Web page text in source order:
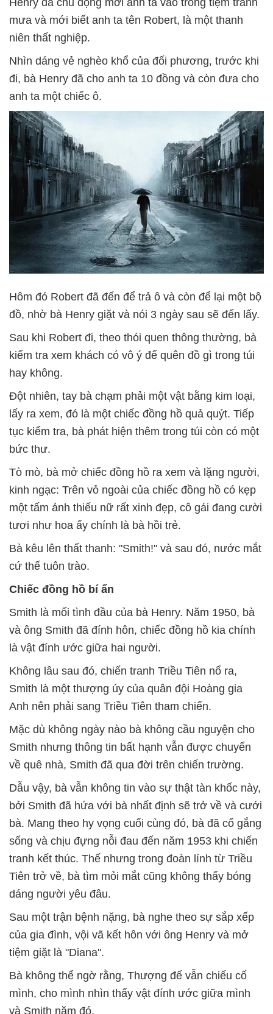
mưa và mới biết anh ta tên Robert, là một thanh
niên thất nghiệp.
Nhìn dáng vẻ nghèo khổ của đối phương, trước khi
đi, bà Henry đã cho anh ta 10 đồng và còn đưa cho
anh ta một chiếc ô.
Hôm đó Robert đã đến để trả ô và còn để lại một bộ
đồ, nhờ bà Henry giặt và nói 3 ngày sau sẽ đến lấy.
Sau khi Robert đi, theo thói quen thông thường, bà
kiểm tra xem khách có vô ý để quên đồ gì trong túi
hay không.
Đột nhiên, tay bà chạm phải một vật bằng kim loại,
lấy ra xem, đó là một chiếc đồng hồ quả quýt. Tiếp
tục kiểm tra, bà phát hiện thêm trong túi còn có một
bức thư.
Tò mò, bà mở chiếc đồng hồ ra xem và lặng người,
kinh ngạc: Trên vỏ ngoài của chiếc đồng hồ có kẹp
một tấm ảnh thiếu nữ rất xinh đẹp, cô gái đang cười
tươi như hoa ấy chính là bà hồi trẻ.
Bà kêu lên thất thanh: "Smith!" và sau đó, nước mắt
cứ thế tuôn trào.
Chiếc đồng hồ bí ẩn
Smith là mối tình đầu của bà Henry. Năm 1950, bà
và ông Smith đã đính hôn, chiếc đồng hồ kia chính
là vật đính ước giữa hai người.
Không lâu sau đó, chiến tranh Triều Tiên nổ ra,
Smith là một thượng úy của quân đội Hoàng gia
Anh nên phải sang Triều Tiên tham chiến.
Mặc dù không ngày nào bà không cầu nguyện cho
Smith nhưng thông tin bất hạnh vẫn được chuyển
về quê nhà, Smith đã qua đời trên chiến trường.
Dẫu vậy, bà vẫn không tin vào sự thật tàn khốc này,
bởi Smith đã hứa với bà nhất định sẽ trở về và cưới
bà. Mang theo hy vọng cuối cùng đó, bà đã cố gắng
sống và chịu đựng nỗi đau đến năm 1953 khi chiến
tranh kết thúc. Thế nhưng trong đoàn lính từ Triều
Tiên trở về, bà tìm mỏi mắt cũng không thấy bóng
dáng người yêu đâu.
Sau một trận bệnh nặng, bà nghe theo sự sắp xếp
của gia đình, vội vã kết hôn với ông Henry và mở
tiệm giặt là "Diana".
Bà không thể ngờ rằng, Thượng đế vẫn chiếu cố
mình, cho mình nhìn thấy vật đính ước giữa mình
và Smith năm đó.